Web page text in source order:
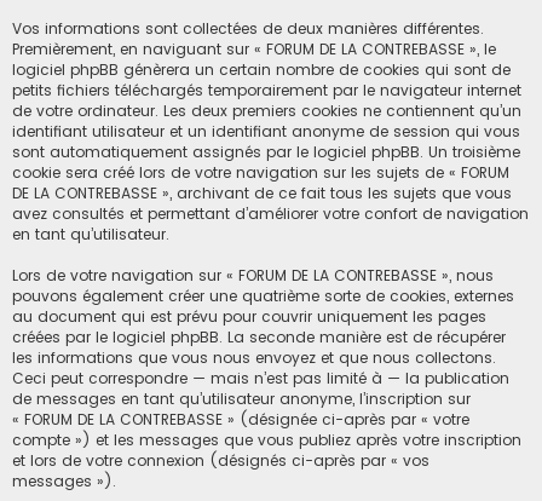
Vos informations sont collectées de deux manières différentes.
Premièrement, en naviguant sur « FORUM DE LA CONTREBASSE », le
logiciel phpBB génèrera un certain nombre de cookies qui sont de
petits fichiers téléchargés temporairement par le navigateur internet
de votre ordinateur. Les deux premiers cookies ne contiennent qu’un
identifiant utilisateur et un identifiant anonyme de session qui vous
sont automatiquement assignés par le logiciel phpBB. Un troisième
cookie sera créé lors de votre navigation sur les sujets de « FORUM
DE LA CONTREBASSE », archivant de ce fait tous les sujets que vous
avez consultés et permettant d’améliorer votre confort de navigation
en tant qu’utilisateur.
Lors de votre navigation sur « FORUM DE LA CONTREBASSE », nous
pouvons également créer une quatrième sorte de cookies, externes
au document qui est prévu pour couvrir uniquement les pages
créées par le logiciel phpBB. La seconde manière est de récupérer
les informations que vous nous envoyez et que nous collectons.
Ceci peut correspondre — mais n’est pas limité à — la publication
de messages en tant qu’utilisateur anonyme, l’inscription sur
« FORUM DE LA CONTREBASSE » (désignée ci-après par « votre
compte ») et les messages que vous publiez après votre inscription
et lors de votre connexion (désignés ci-après par « vos
messages »).